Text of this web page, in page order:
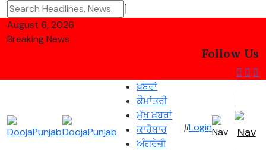
August 6, 2026
Breaking News
Follow Us
ਖ਼ਬਰਾਂ
ਕੌਮਾਂਤਰੀ
ਮੁੱਖ ਖ਼ਬਰਾਂ
ਕਾਰੋਬਾਰ
ਅੰਗਰੇਜ਼ੀ
Login